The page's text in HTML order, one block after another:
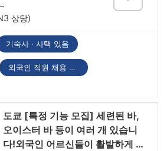
상당)
기숙사 · 사택 있음
외국인 직원 채용 실적 있음
도쿄 [특정 기능 모집] 세련된 바,
오이스터 바 등이 여러 개 있습니
다!외국인 어르신들이 활발하게 활